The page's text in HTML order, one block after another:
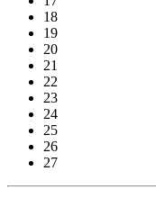
18
19
20
21
22
23
24
25
26
27